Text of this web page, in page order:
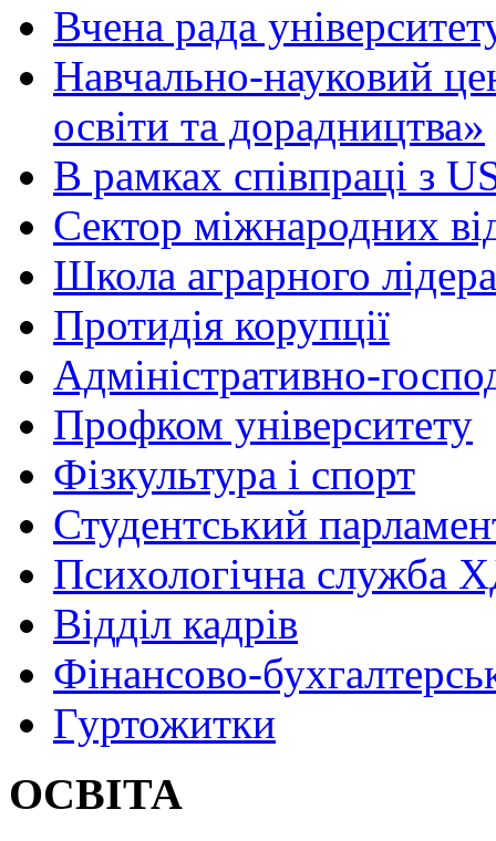
Вчена рада
Навчально-науковий
освіти та дорадництва»
В рамках співпраці з
Сектор міжнародних
Школа аграрного лідера
Протидія корупції
Адміністративно-
Профком університету
Фізкультура і спорт
Студентський
Психологічна служба
Відділ кадрів
Фінансово-
Гуртожитки
ОСВІТА